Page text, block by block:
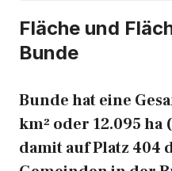
Fläche und
Bunde
Bunde hat eine
km² oder 12.095
damit auf Platz 404